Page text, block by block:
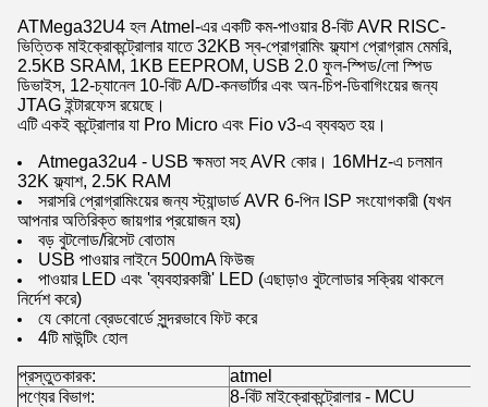
ATMega32U4 হল Atmel-এর একটি কম-পাওয়ার 8-বিট AVR RISC-
ভিত্তিক মাইক্রোকন্ট্রোলার যাতে 32KB স্ব-প্রোগ্রামিং ফ্ল্যাশ প্রোগ্রাম মেমরি,
2.5KB SRAM, 1KB EEPROM, USB 2.0 ফুল-স্পিড/লো স্পিড
ডিভাইস, 12-চ্যানেল 10-বিট A/D-কনভার্টার এবং অন-চিপ-ডিবাগিংয়ের জন্য
JTAG ইন্টারফেস রয়েছে।
এটি একই কন্ট্রোলার যা Pro Micro এবং Fio v3-এ ব্যবহৃত হয়।
Atmega32u4 - USB ক্ষমতা সহ AVR কোর। 16MHz-এ চলমান
32K ফ্ল্যাশ, 2.5K RAM
সরাসরি প্রোগ্রামিংয়ের জন্য স্ট্যান্ডার্ড AVR 6-পিন ISP সংযোগকারী (যখন
আপনার অতিরিক্ত জায়গার প্রয়োজন হয়)
বড় বুটলোড/রিসেট বোতাম
USB পাওয়ার লাইনে 500mA ফিউজ
পাওয়ার LED এবং 'ব্যবহারকারী' LED (এছাড়াও বুটলোডার সক্রিয় থাকলে
নির্দেশ করে)
যে কোনো ব্রেডবোর্ডে সুন্দরভাবে ফিট করে
4টি মাউন্টিং হোল
প্রস্তুতকারক:
atmel
পণ্যের বিভাগ:
8-বিট মাইক্রোকন্ট্রোলার - MCU